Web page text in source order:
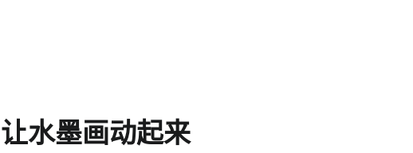
让水墨画动起来